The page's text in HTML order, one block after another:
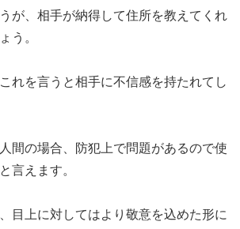
が、相手が納得して住所を教えてくれ
う。
れを言うと相手に不信感を持たれてし
間の場合、防犯上で問題があるので使
言えます。
目上に対してはより敬意を込めた形に